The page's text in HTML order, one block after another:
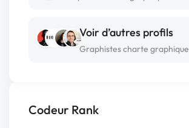
Codeur Rank
Voir d’autres profils
Graphistes charte graphique